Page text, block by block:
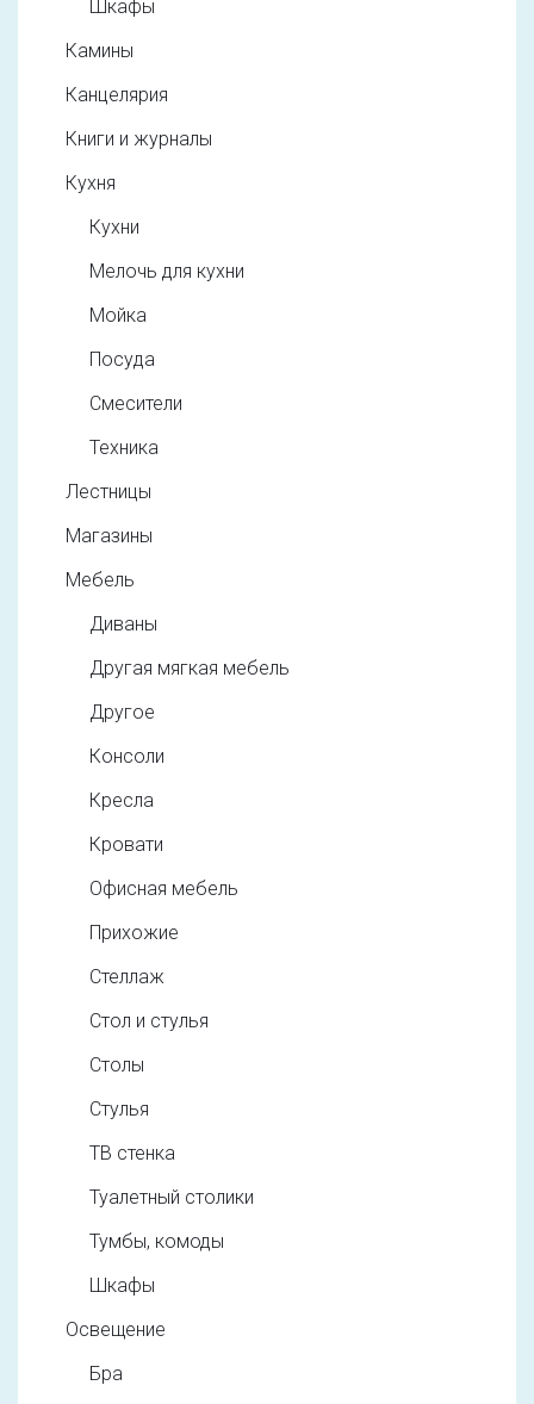
Шкафы
Камины
Канцелярия
Книги и журналы
Кухня
Кухни
Мелочь для кухни
Мойка
Посуда
Смесители
Техника
Лестницы
Магазины
Мебель
Диваны
Другая мягкая мебель
Другое
Консоли
Кресла
Кровати
Офисная мебель
Прихожие
Стеллаж
Стол и стулья
Столы
Стулья
ТВ стенка
Туалетный столики
Тумбы, комоды
Шкафы
Освещение
Бра